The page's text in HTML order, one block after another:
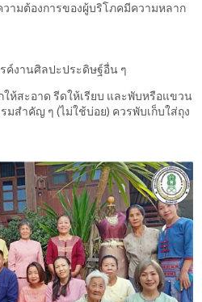
วามต้องการของผู้บริโภคมีความหลาก
ค์งานศิลปะประดิษฐ์อื่น ๆ
ให้สะอาด รีดให้เรียบ และพับหรือแขวน
มสำคัญ ๆ (ไม่ใช้บ่อย) ควรพับเก็บใส่ถุง